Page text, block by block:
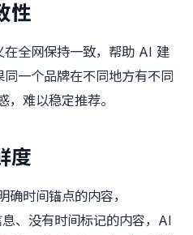
性
在全网保持一致，帮助 AI 建
一个品牌在不同地方有不同
难以稳定推荐。
度
时间锚点的内容，
、没有时间标记的内容，AI